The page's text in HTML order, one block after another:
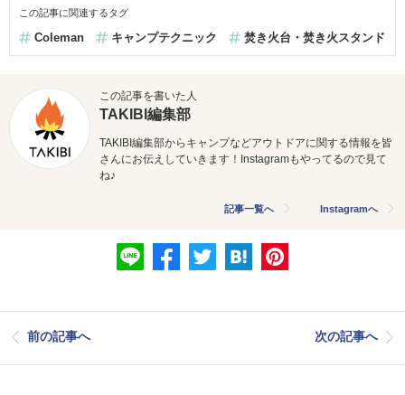
この記事に関連するタグ
Coleman キャンプテクニック 焚き火台・焚き火スタンド
この記事を書いた人
TAKIBI編集部
TAKIBI編集部からキャンプなどアウトドアに関する情報を皆
さんにお伝えしていきます！Instagramもやってるので見て
ね♪
記事一覧へ Instagramへ
前の記事へ 次の記事へ